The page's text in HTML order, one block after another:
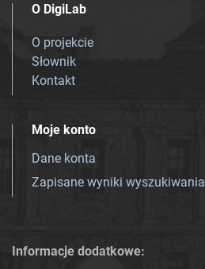
O DigiLab
O projekcie
Słownik
Kontakt
Moje konto
Dane konta
Zapisane wyniki wyszukiwania
Informacje dodatkowe: